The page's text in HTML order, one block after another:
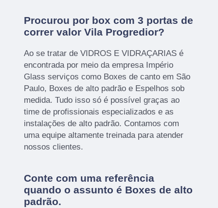
Procurou por box com 3 portas de
correr valor Vila Progredior?
Ao se tratar de VIDROS E VIDRAÇARIAS é
encontrada por meio da empresa Império
Glass serviços como Boxes de canto em São
Paulo, Boxes de alto padrão e Espelhos sob
medida. Tudo isso só é possível graças ao
time de profissionais especializados e as
instalações de alto padrão. Contamos com
uma equipe altamente treinada para atender
nossos clientes.
Conte com uma referência
quando o assunto é Boxes de alto
padrão.